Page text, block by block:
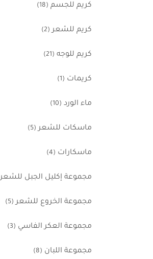
كريم للجسم (18)
كريم للشعر (2)
كريم للوجه (21)
كريمات (1)
ماء الورد (10)
ماسكات للشعر (5)
ماسكارات (4)
مجموعة إكليل الجبل للشعر
مجموعة الخروع للشعر (5)
مجموعة العكر الفاسي (3)
مجموعة اللبان (8)